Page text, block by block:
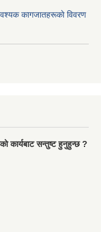
कागजातहरूकाे विवरण
कार्यबाट सन्तुष्ट हुनुहुन्छ ?